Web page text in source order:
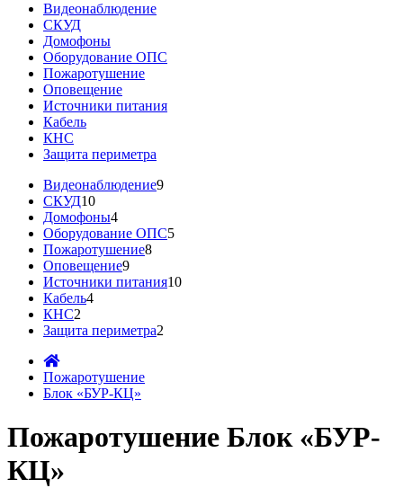
Видеонаблюдение
СКУД
Домофоны
Оборудование ОПС
Пожаротушение
Оповещение
Источники питания
Кабель
КНС
Защита периметра
Видеонаблюдение9
СКУД10
Домофоны4
Оборудование ОПС5
Пожаротушение8
Оповещение9
Источники питания10
Кабель4
КНС2
Защита периметра2
Пожаротушение
Блок «БУР-КЦ»
Пожаротушение Блок «БУР-
КЦ»